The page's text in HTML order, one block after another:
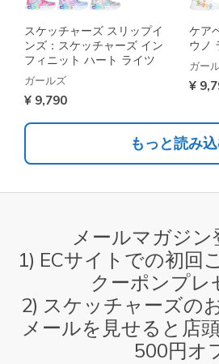
スケッチャーズ スリップイ
ンズ：スケッチャーズ イン
フィニット ハート ライツ
ガールズ
¥ 9,790
ケア
ウノ
ガー
¥
もっと読み
メールマガジン
1) ECサイトでの初回
クーポンプレ
2) スケッチャーズの
メールを見せると店
500円オ